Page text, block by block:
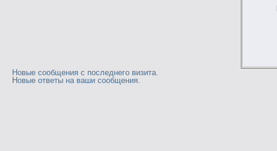
Новые сообщения с последнего визита.
Новые ответы на ваши сообщения.